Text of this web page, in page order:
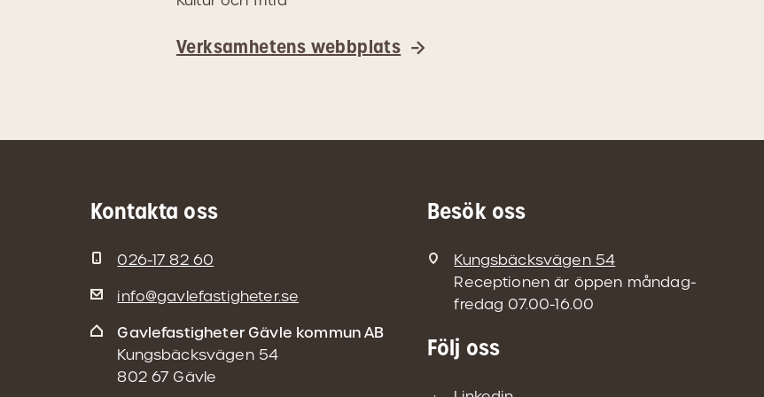
Verksamhetens webbplats
Kontakta oss
026-17 82 60
info@gavlefastigheter.se
Gavlefastigheter Gävle kommun AB
Kungsbäcksvägen 54
802 67 Gävle
Besök oss
Kungsbäcksvägen 54
Receptionen är öppen måndag-
fredag 07.00-16.00
Följ oss